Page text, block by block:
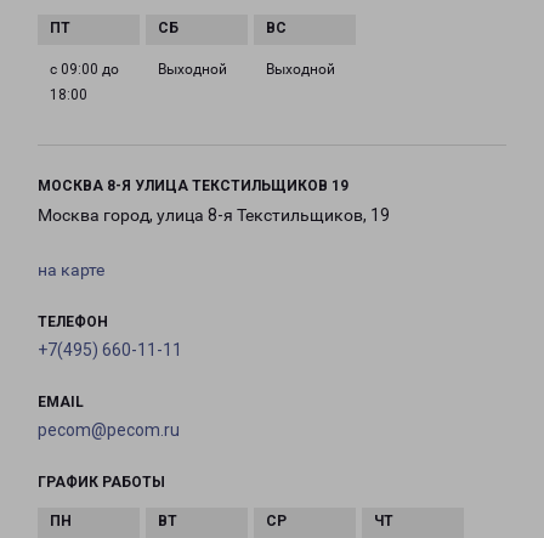
с 09:00 до
18:00
Выходной Выходной
МОСКВА 8-Я УЛИЦА ТЕКСТИЛЬЩИКОВ 19
Москва город, улица 8-я Текстильщиков, 19
на карте
ТЕЛЕФОН
+7(495) 660-11-11
EMAIL
pecom@pecom.ru
ГРАФИК РАБОТЫ